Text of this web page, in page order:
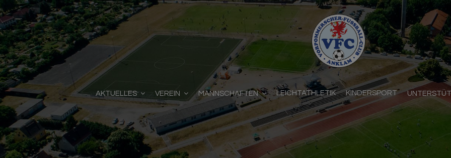
AKTUELLES VEREIN MANNSCHAFTEN LEICHTATHLETIK KINDERSPORT